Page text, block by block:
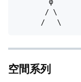
       / \
空間系列